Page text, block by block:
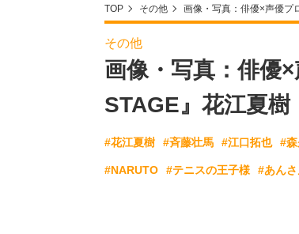
TOP その他 画像・写真：俳優×声優プ
その他
画像・写真：俳優
STAGE』花江夏樹
#花江夏樹 #斉藤壮馬 #江口拓也 #
#NARUTO #テニスの王子様 #あんさ